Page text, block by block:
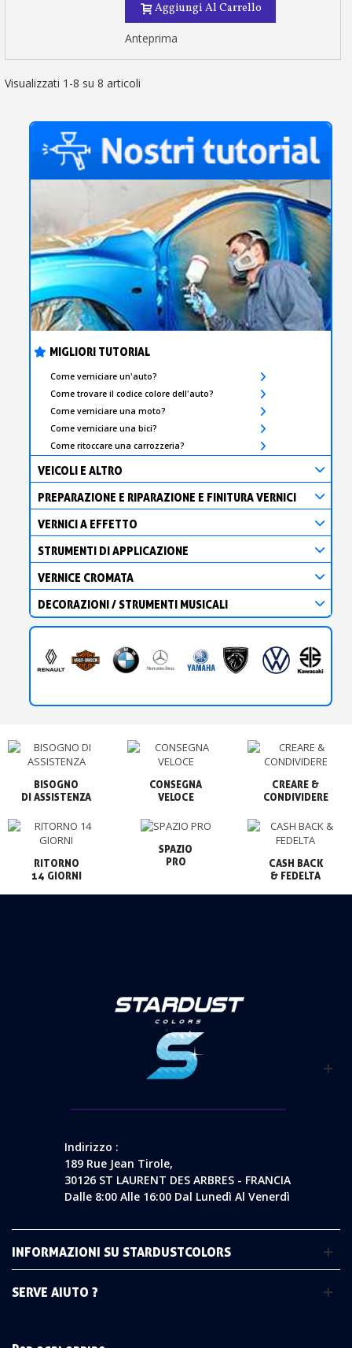
MIGLIORI TUTORIAL
Come verniciare un'auto?
Come trovare il codice colore dell'auto?
Come verniciare una moto?
Come verniciare una bici?
Come ritoccare una carrozzeria?
VEICOLI E ALTRO
PREPARAZIONE E RIPARAZIONE E FINITURA VERNICI
VERNICI A EFFETTO
STRUMENTI DI APPLICAZIONE
VERNICE CROMATA
DECORAZIONI / STRUMENTI MUSICALI
Aggiungi Al Carrello
Anteprima
Visualizzati 1-8 su 8 articoli
BISOGNO
CONSEGNA
VELOCE
CREARE &
CONDIVIDERE
RITORNO
14 GIORNI
SPAZIO
PRO
CASH BACK
& FEDELTA
Indirizzo :
189 Rue Jean Tirole,
30126 ST LAURENT DES ARBRES - FRANCIA
Dalle 8:00 Alle 16:00 Dal Lunedì Al Venerdì
INFORMAZIONI SU STARDUSTCOLORS
SERVE AIUTO ?